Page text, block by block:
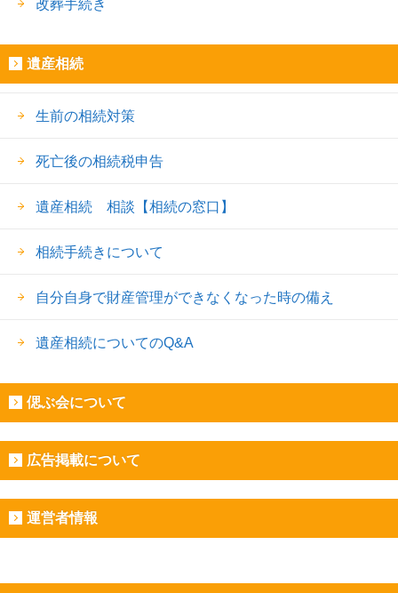
改葬手続き
遺産相続
生前の相続対策
死亡後の相続税申告
遺産相続 相談【相続の窓口】
相続手続きについて
自分自身で財産管理ができなくなった時の備え
遺産相続についてのQ&A
偲ぶ会について
広告掲載について
運営者情報